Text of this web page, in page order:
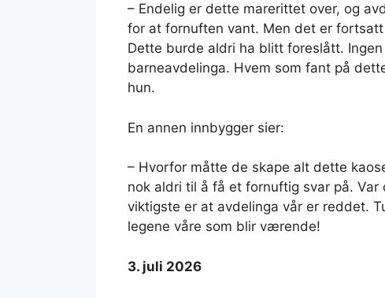
– Endelig er dette marerittet over, og
for at fornuften vant. Men det er
Dette burde aldri ha blitt foreslått.
barneavdelinga. Hvem som fant på
hun.
En annen innbygger sier:
– Hvorfor måtte de skape alt dette
nok aldri til å få et fornuftig svar på.
viktigste er at avdelinga vår er reddet.
legene våre som blir værende!
3. juli 2026